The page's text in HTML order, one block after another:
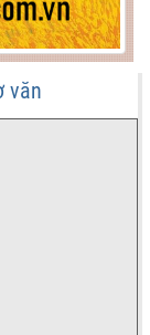
văn